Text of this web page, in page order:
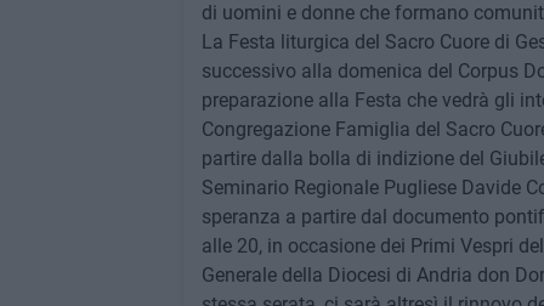
di uomini e donne che formano
La Festa liturgica del Sacro Cuore di
successivo alla domenica del Corpus
preparazione alla Festa che vedrà gli
Congregazione Famiglia del Sacro
partire dalla bolla di indizione del
Seminario Regionale Pugliese Davide
speranza a partire dal documento
alle 20, in occasione dei Primi Vespri
Generale della Diocesi di Andria don